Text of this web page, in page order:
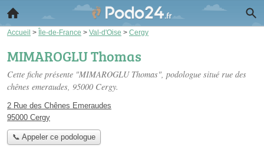
Accueil > Île-de-France > Val-d'Oise > Cergy
MIMAROGLU Thomas
Cette fiche présente "MIMAROGLU Thomas", podologue situé rue des
chênes emeraudes, 95000 Cergy.
2 Rue des Chênes Emeraudes
95000 Cergy
📞 Appeler ce podologue